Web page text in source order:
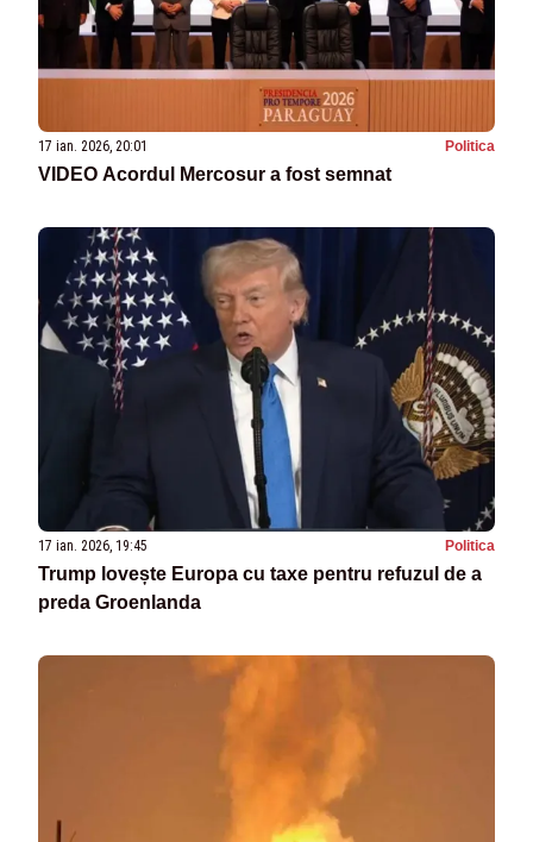
17 ian. 2026, 20:01 Politica
VIDEO Acordul Mercosur a fost semnat
17 ian. 2026, 19:45 Politica
Trump lovește Europa cu taxe pentru refuzul de a
preda Groenlanda